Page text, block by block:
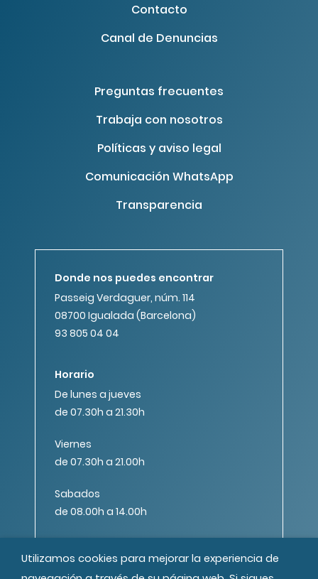
Contacto
Canal de Denuncias
Preguntas frecuentes
Trabaja con nosotros
Políticas y aviso legal
Comunicación WhatsApp
Transparencia
Donde nos puedes encontrar
Passeig Verdaguer, núm. 114
08700 Igualada (Barcelona)
93 805 04 04
Horario
De lunes a jueves
de 07.30h a 21.30h
Viernes
de 07.30h a 21.00h
Sabados
de 08.00h a 14.00h
Utilizamos cookies para mejorar la experiencia de